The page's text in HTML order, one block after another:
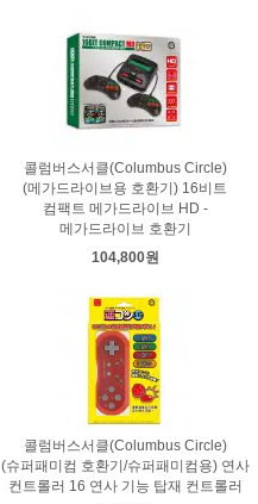
콜럼버스서클(Columbus Circle)
(메가드라이브용 호환기) 16비트
컴팩트 메가드라이브 HD -
메가드라이브 호환기
104,800원
콜럼버스서클(Columbus Circle)
(슈퍼패미컴 호환기/슈퍼패미컴용) 연사
컨트롤러 16 연사 기능 탑재 컨트롤러